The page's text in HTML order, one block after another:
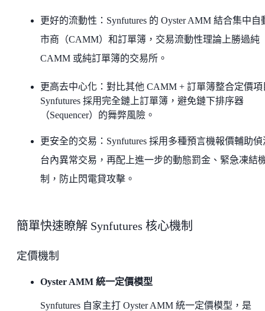
更好的流動性：Synfutures 的 Oyster AMM 結合集中自
市商（CAMM）和訂單簿，交易流動性理論上勝過純
CAMM 或純訂單簿的交易所。
更高去中心化：對比其他 CAMM + 訂單簿整合定價項
Synfutures 採用完全鏈上訂單簿，避免鏈下排序器
（Sequencer）的舞弊風險。
更安全的交易：Synfutures 採用多種預言機報價輔助
台內異常交易，再配上進一步的動態罰金、緊急凍結
制，防止閃電貸攻擊。
簡單快速瞭解 Synfutures 核心機制
定價機制
Oyster AMM 統一定價模型
Synfutures 自家主打 Oyster AMM 統一定價模型，是